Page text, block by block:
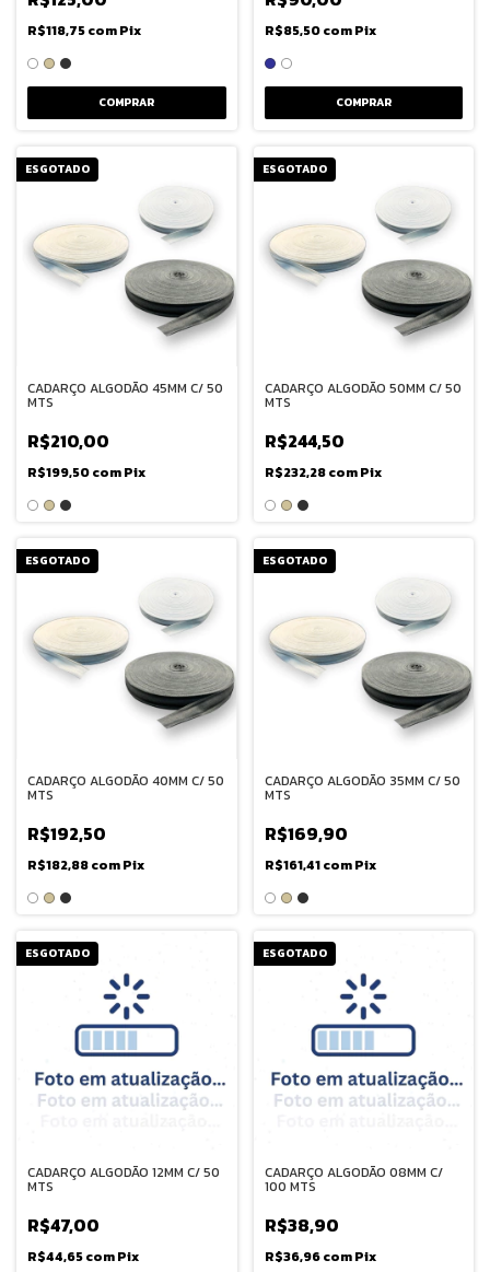
R$118,75comPix
COMPRAR
R$85,50comPix
COMPRAR
ESGOTADO
CADARÇO ALGODÃO 45MM C/ 50
MTS
R$210,00
R$199,50comPix
ESGOTADO
CADARÇO ALGODÃO 50MM C/ 50
MTS
R$244,50
R$232,28comPix
ESGOTADO
CADARÇO ALGODÃO 40MM C/ 50
MTS
R$192,50
R$182,88comPix
ESGOTADO
CADARÇO ALGODÃO 35MM C/ 50
MTS
R$169,90
R$161,41comPix
ESGOTADO
CADARÇO ALGODÃO 12MM C/ 50
MTS
R$47,00
R$44,65comPix
ESGOTADO
CADARÇO ALGODÃO 08MM C/
100 MTS
R$38,90
R$36,96comPix